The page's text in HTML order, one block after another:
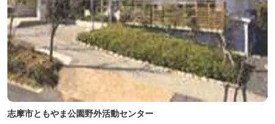
志摩市ともやま公園野外活動センター